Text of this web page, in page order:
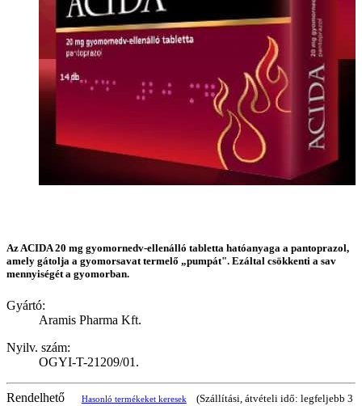
Az ACIDA 20 mg gyomornedv-ellenálló tabletta hatóanyaga a pantoprazol,
amely gátolja a gyomorsavat termelő „pumpát". Ezáltal csökkenti a sav
mennyiségét a gyomorban.
Gyártó:
Aramis Pharma Kft.
Nyilv. szám:
OGYI-T-21209/01.
Rendelhető Hasonló termékeket keresek
(Szállítási, átvételi idő: legfeljebb 3